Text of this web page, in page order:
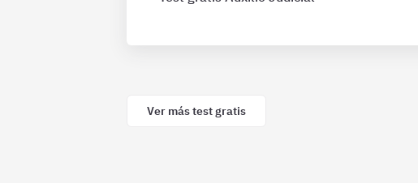
Ver más test gratis